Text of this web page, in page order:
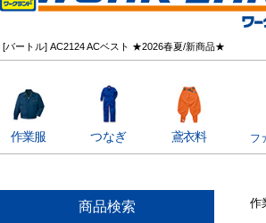
[バートル] AC2124 ACベスト ★2026春夏/新商品★
作業服 つなぎ 鳶衣料 フ
商品検索 作